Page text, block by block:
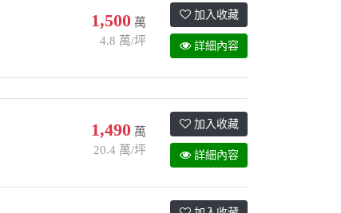
1,500 萬
4.8 萬/坪
加入收藏
詳細內容
1,490 萬
20.4 萬/坪
加入收藏
詳細內容